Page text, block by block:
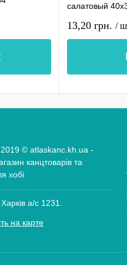
салатовый
13,20 грн. /
© atlaskanc.kh.ua -
канцтоварів та
хобі
а/с 1231.
на карте